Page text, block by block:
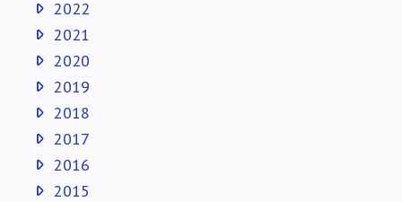
2022
2021
2020
2019
2018
2017
2016
2015